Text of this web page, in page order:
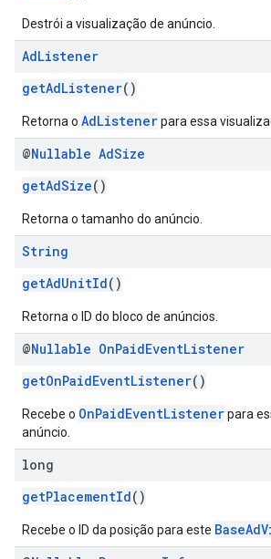
Destrói a visualização de anúncio.
AdListener
getAdListener()
Retorna o AdListenerpara essa
@Nullable AdSize
getAdSize()
Retorna o tamanho do anúncio.
String
getAdUnitId()
Retorna o ID do bloco de anúncios.
@Nullable OnPaidEventListener
getOnPaidEventListener()
Recebe o OnPaidEventListenerpara
anúncio.
long
getPlacementId()
Recebe o ID da posição para este